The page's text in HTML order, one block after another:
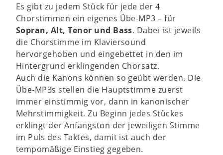
Es gibt zu jedem Stück für jede der 4
Chorstimmen ein eigenes Übe-MP3 – für
Sopran, Alt, Tenor und Bass. Dabei ist jeweils
die Chorstimme im Klaviersound
hervorgehoben und eingebettet in den im
Hintergrund erklingenden Chorsatz.
Auch die Kanons können so geübt werden. Die
Übe-MP3s stellen die Hauptstimme zuerst
immer einstimmig vor, dann in kanonischer
Mehrstimmigkeit. Zu Beginn jedes Stückes
erklingt der Anfangston der jeweiligen Stimme
im Puls des Taktes, damit ist auch der
tempomäßige Einstieg gegeben.